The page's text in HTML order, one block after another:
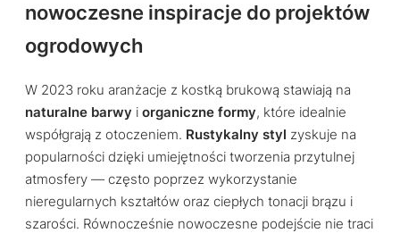
nowoczesne inspiracje do projektów
ogrodowych
W 2023 roku aranżacje z kostką brukową stawiają na
naturalne barwy i organiczne formy, które idealnie
współgrają z otoczeniem. Rustykalny styl zyskuje na
popularności dzięki umiejętności tworzenia przytulnej
atmosfery — często poprzez wykorzystanie
nieregularnych kształtów oraz ciepłych tonacji brązu i
szarości. Równocześnie nowoczesne podejście nie traci